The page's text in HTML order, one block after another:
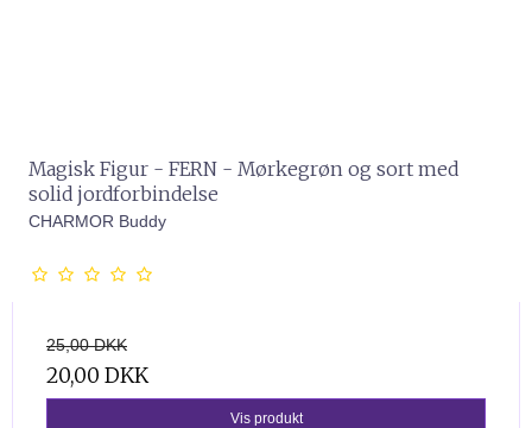
Magisk Figur - FERN - Mørkegrøn og sort med
solid jordforbindelse
CHARMOR Buddy
25,00 DKK
20,00 DKK
Vis produkt